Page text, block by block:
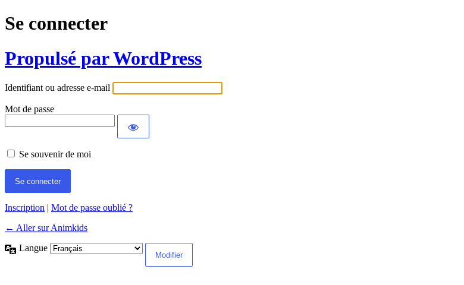
Se connecter
Propulsé par WordPress
Identifiant ou adresse e-mail
Mot de passe
Se souvenir de moi
Inscription | Mot de passe oublié ?
← Aller sur Animkids
Langue